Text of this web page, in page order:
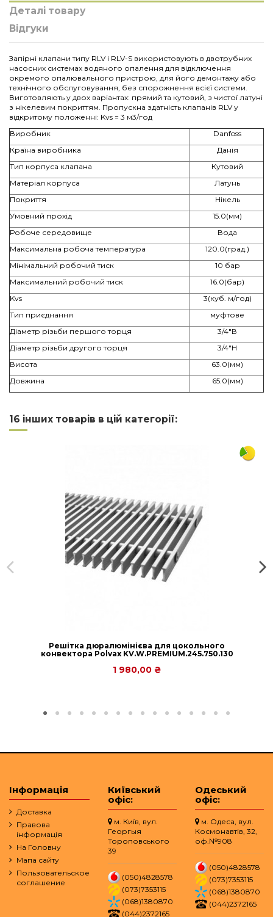
Деталі товару
Відгуки
Запірні клапани типу RLV і RLV-S використовують в двотрубних
насосних системах водяного опалення для відключення
окремого опалювального пристрою, для його демонтажу або
технічного обслуговування, без спорожнення всієї системи.
Виготовляють у двох варіантах: прямий та кутовий, з чистої латуні
з нікелевим покриттям. Пропускна здатність клапанів RLV у
відкритому положенні: Kvs = 3 м3/год
Виробник
Danfoss
Країна виробника
Данія
Тип корпуса клапана
Кутовий
Матеріал корпуса
Латунь
Покриття
Нікель
Умовний прохід
15.0(мм)
Робоче середовище
Вода
Максимальна робоча температура
120.0(град.)
Мінімальний робочий тиск
10 бар
Максимальний робочий тиск
16.0(бар)
Kvs
3(куб. м/год)
Тип приєднання
муфтове
Діаметр різьби першого торця
3/4"В
Діаметр різьби другого торця
3/4"Н
Висота
63.0(мм)
Довжина
65.0(мм)
16 інших товарів в цій категорії:
Решітка дюралюмінієва для цокольного
конвектора Рolvax KV.W.PREMIUM.245.750.130
1 980,00 ₴
Інформація
Доставка
Правова
інформація
На Головну
Мапа сайту
Пользовательское
соглашение
Київський
офіс:
м. Київ, вул.
Георгыя
Тороповського
39
(050)4828578
(073)7353115
(068)1380870
(044)2372165
Одеський
офіс:
м. Одеса, вул.
Космонавтів, 32,
оф.№908
(050)4828578
(073)7353115
(068)1380870
(044)2372165